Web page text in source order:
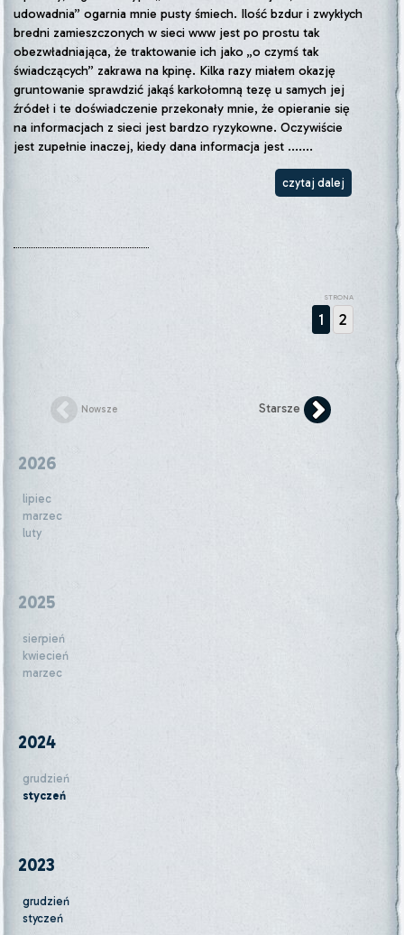
udowadnia” ogarnia mnie pusty śmiech. Ilość bzdur i zwykłych
bredni zamieszczonych w sieci www jest po prostu tak
obezwładniająca, że traktowanie ich jako „o czymś tak
świadczących” zakrawa na kpinę. Kilka razy miałem okazję
gruntowanie sprawdzić jakąś karkołomną tezę u samych jej
źródeł i te doświadczenie przekonały mnie, że opieranie się
na informacjach z sieci jest bardzo ryzykowne. Oczywiście
jest zupełnie inaczej, kiedy dana informacja jest .......
czytaj dalej
STRONA
1 2
Nowsze Starsze
2026
lipiec
marzec
luty
2025
sierpień
kwiecień
marzec
2024
grudzień
styczeń
2023
grudzień
styczeń